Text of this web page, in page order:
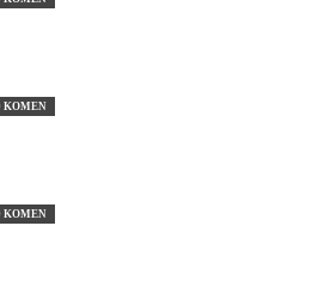
KOMEN
KOMEN